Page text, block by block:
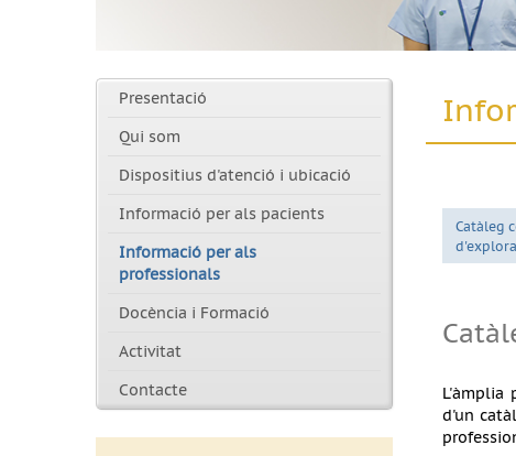
Catàleg
L'àmplia
d'un
Presentació
Qui som
Dispositius d'atenció i ubicació
Informació per als pacients
Informació per als
professionals
Docència i Formació
Activitat
Contacte